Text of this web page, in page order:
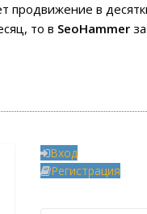
продвижение в
то в SeoHammer
Вход
Регистрация